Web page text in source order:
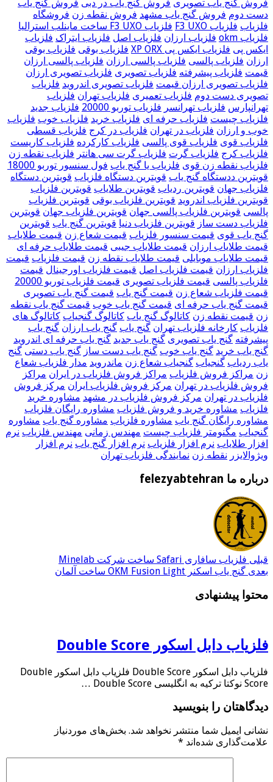
فروش گنج یاب تصویری فروش گنج یاب در دبی فروش گنج یاب
دست دوم فروش گنج یاب مشهد فروش نقطه زن فروشگاه
فلزیاب فلزیاب F3 UXO
فلزیاب F3 UXO ساخت ماینلب استرالیا
فلزیاب okm
فلزیاب ارزان فلزیاب اصل فلزیاب ایتراک فلزیاب
ایکس پی فلزیاب ایکس پی XP ORX فلزیاب بوقی فلزیاب بوقی
ارزان فلزیاب پالسی فلزیاب پالسی ارزان فلزیاب پالسی ارزان
قیمت فلزیاب پیشرفته فلزیاب تصویری فلزیاب تصویری ارزان
فلزیاب تصویری ارزان قیمت فلزیاب تصویری اندروید فلزیاب
تصویری دست دوم فلزیاب تعمیری فلزیاب تهران فلزیاب
تهرانپارس فلزیاب تهرانسر فلزیاب توربو 20000
فلزیاب جدید
فلزیاب چیست فلزیاب حرفه ای فلزیاب خرید فلزیاب خوب فلزیاب
خوب و ارزان فلزیاب در تهران فلزیاب در کرج فلزیاب قسطی
فلزیاب قوی فلزیاب قوی پالسی فلزیاب کارکرده فلزیاب کاریست
فلزیاب کرج فلزیاب گرت فلزیاب گرت سی هانتر فلزیاب نقطه زن
فلزیاب نقطه زن قوی فلزیاب یا گنج یاب فول سنسور توربو 18000
قویترین ددستگاه گنج یاب قویترین دستگاه فلزیاب قویترین دستگاه
فلزیاب جهان قویترین ردیاب قویترین طلایاب قویترین فلزیاب
قویترین فلزیاب اندروید قویترین فلزیاب بوقی قویترین فلزیاب
پالسی قویترین فلزیاب پالسی جهان قویترین فلزیاب جهان قویترین
فلزیاب دست ساز قویترین فلزیاب دنیا قویترین گنج یاب قویترین
گنج یاب قوی قیمت سنسور فلزیاب قیمت شعاع زن قیمت طلایاب
قیمت طلایاب ارزان قیمت طلایاب جیبی قیمت طلایاب حرفه ای
قیمت طلایاب موبایلی قیمت طلایاب نقطه زن قیمت فلزیاب قیمت
فلزیاب ارزان قیمت فلزیاب اصل قیمت فلزیاب اورجینال قیمت
فلزیاب پالسی قیمت فلزیاب تصویری قیمت فلزیاب توربو 20000
قیمت فلزیاب شعاع زن قیمت گنج یاب قیمت گنج یاب تصویری
قیمت گنج یاب حرفه ای قیمت گنج یاب خوب قیمت گنج یاب نقطه
زن قیمت نقطه زن کاتالوگ گنج یاب کاتالوگ گنجیاب کاتالوگ های
فلزیاب کارخانه فلزیاب تهران گنج یاب گنج یاب ارزان گنج یاب
پیشرفته گنج یاب تصویری گنج یاب جدید گنج یاب حرفه ای اندروید
گنج یاب خرید گنج یاب خوب گنج یاب دست ساز گنج یاب دستی گنج
یاب ردیاب گنجیاب گنجیاب شعاع زن ماندروید مدار فلزیاب شعاع
زن مراکز فروش فلزیاب مراکز فروش فلزیاب در ایران مراکز
فروش فلزیاب در تهران مرکز فروش فلزیاب ایران مرکز فروش
فلزیاب در تهران مرکز فروش فلزیاب در مشهد مشاوره خرید
فلزیاب مشاوره خرید و فروش فلزیاب مشاوره رایگان فلزیاب
مشاوره رایگان گنج یاب مشاوره فلزیاب مشاوره گنج یاب مشاوره
گنجیاب مگنومتر فلزیاب چیست مهندس زمانی مهندس فلزیاب نرم
افزار طلایاب نرم افزار فلزیاب نرم افزار گنج یاب نرم افزار
ویژوالایزر نقطه زن نمایندگی فلزیاب تهران
درباره ما felezyabtehran
قبلی فلزیاب سافاری Safari ساخت شرکت Minelab
بعدی گنج یاب اسکنر OKM Fusion Light ساخت آلمان
محتوا پیشنهادی
فلزیاب دابل اسکور Double Score
فلزیاب دابل اسکور Double Score فلزیاب دابل اسکور Double
Score نوکتا ترکیه به انگلیسی Double Score …
دیدگاهتان را بنویسید
نشانی ایمیل شما منتشر نخواهد شد. بخش‌های موردنیاز
علامت‌گذاری شده‌اند *